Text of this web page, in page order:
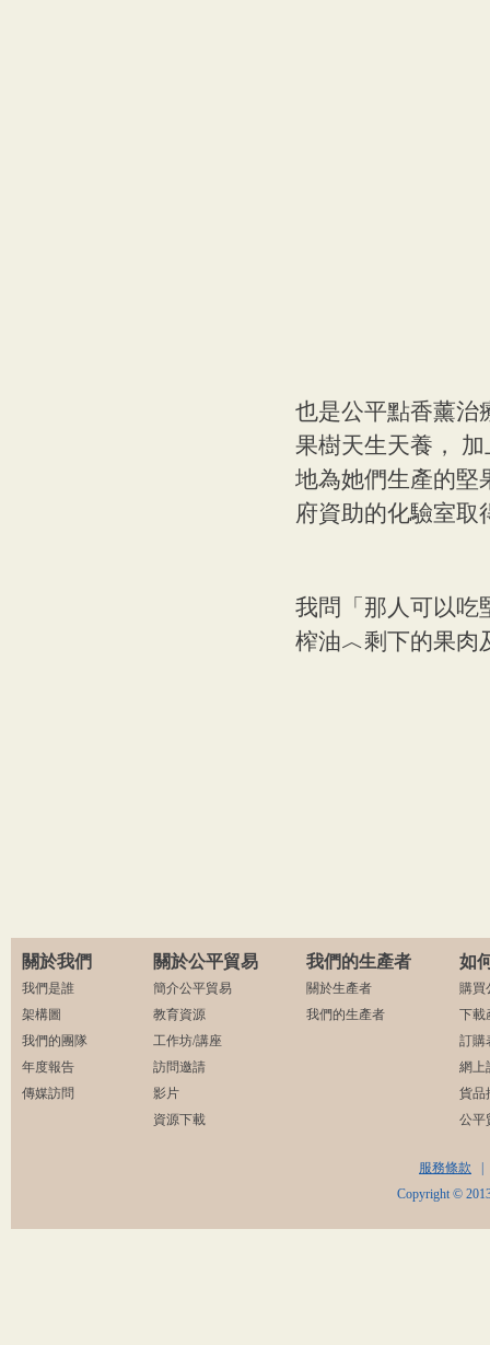
也是公平點香薰治
果樹天生天養，
地為她們生產的堅
府資助的化驗室取
我問「那人可以吃
榨油︿剩下的果肉
關於我們 關於公平貿易 我們的生產者 如
我們是誰
架構圖
我們的團隊
年度報告
傳媒訪問
簡介公平貿易
教育資源
工作坊/講座
訪問邀請
影片
資源下載
關於生產者
我們的生產者
購買
下載
訂購
網上
貨品
公平
服務條款
Copyright ©